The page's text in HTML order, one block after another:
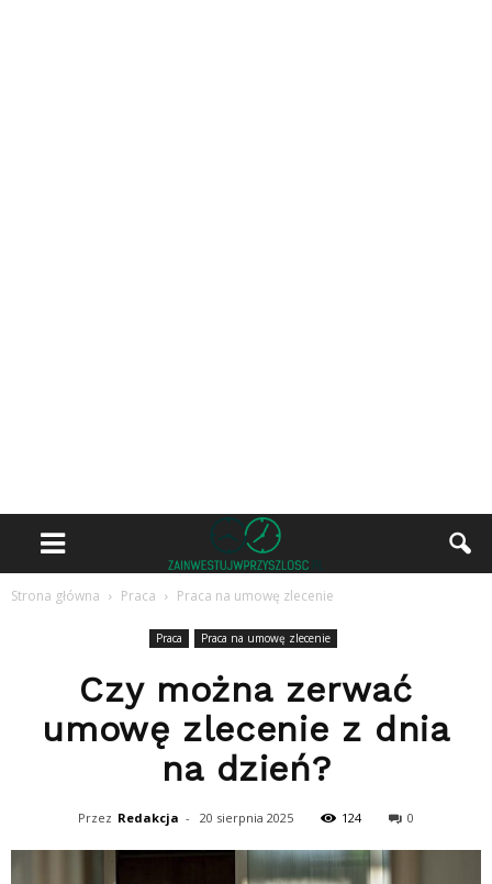
Strona główna Praca Praca na umowę zlecenie
Praca Praca na umowę zlecenie
Czy można zerwać
umowę zlecenie z dnia
na dzień?
Przez Redakcja - 20 sierpnia 2025 124 0